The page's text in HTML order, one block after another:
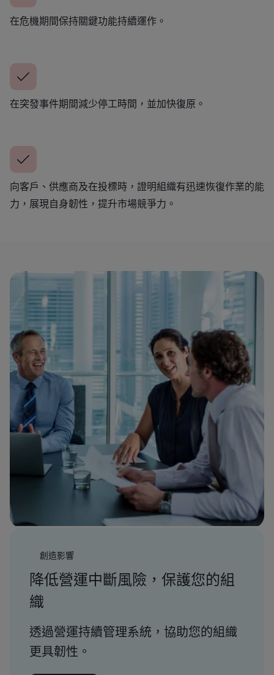
在危機期間保持關鍵功能持續運作。
在突發事件期間減少停工時間，並加快復原。
向客戶、供應商及在投標時，證明組織有迅速恢復作業的能
力，展現自身韌性，提升市場競爭力。
創造影響
降低營運中斷風險，保護您的組
織
透過營運持續管理系統，協助您的組織
更具韌性。